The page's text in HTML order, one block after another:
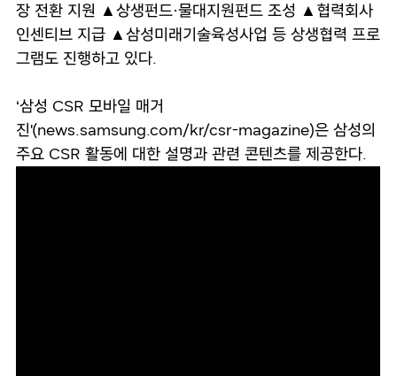
장 전환 지원 ▲상생펀드·물대지원펀드 조성 ▲협력회사
인센티브 지급 ▲삼성미래기술육성사업 등 상생협력 프로
그램도 진행하고 있다.
‘삼성 CSR 모바일 매거
진'(news.samsung.com/kr/csr-magazine)은 삼성의
주요 CSR 활동에 대한 설명과 관련 콘텐츠를 제공한다.